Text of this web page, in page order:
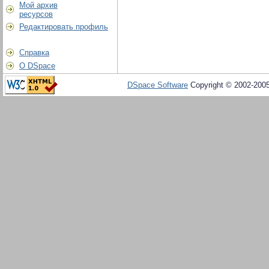
Мой архив
ресурсов
Редактировать профиль
Справка
О DSpace
DSpace Software Copyright © 2002-